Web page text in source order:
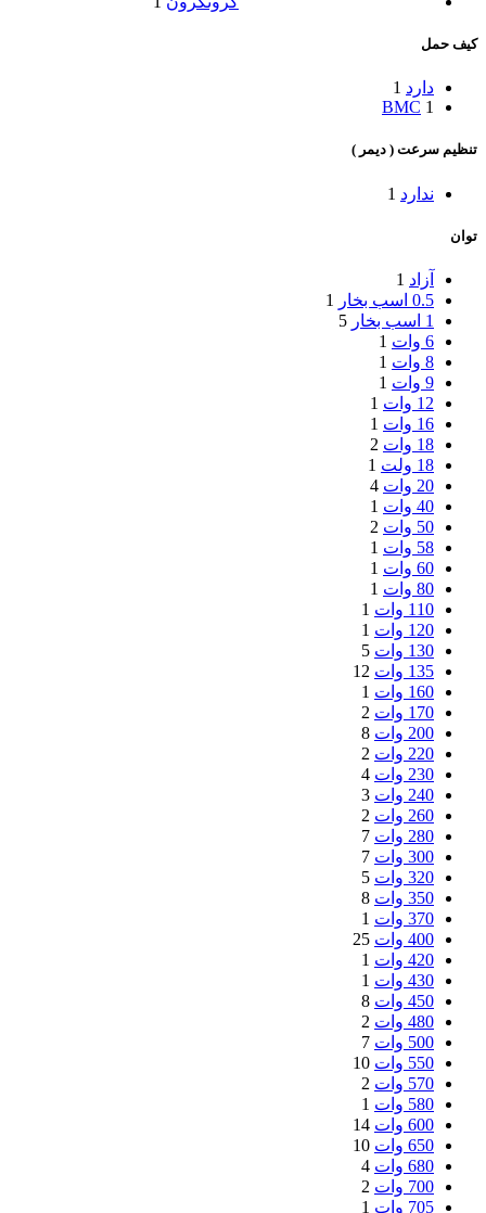
کیف حمل
دارد 1
BMC 1
تنظیم سرعت ( دیمر )
ندارد 1
توان
آزاد 1
0.5 اسب بخار
1
1 اسب بخار
5
6 وات
1
8 وات
1
9 وات
1
12 وات
1
16 وات
1
18 وات
2
18 ولت
1
20 وات
4
40 وات
1
50 وات
2
58 وات
1
60 وات
1
80 وات
1
110 وات
1
120 وات
1
130 وات
5
135 وات
12
160 وات
1
170 وات
2
200 وات
8
220 وات
2
230 وات
4
240 وات
3
260 وات
2
280 وات
7
300 وات
7
320 وات
5
350 وات
8
370 وات
1
400 وات
25
420 وات
1
430 وات
1
450 وات
8
480 وات
2
500 وات
7
550 وات
10
570 وات
2
580 وات
1
600 وات
14
650 وات
10
680 وات
4
700 وات
2
705 وات
1